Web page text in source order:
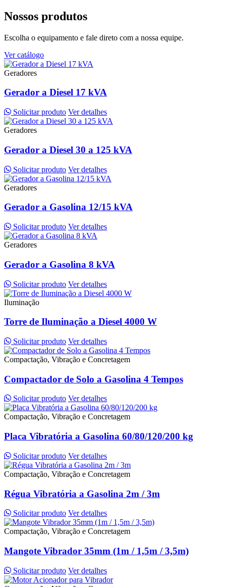
Nossos produtos
Escolha o equipamento e fale direto com a nossa equipe.
Ver catálogo
Geradores
Gerador a Diesel 17 kVA
Solicitar produto Ver detalhes
Geradores
Gerador a Diesel 30 a 125 kVA
Solicitar produto Ver detalhes
Geradores
Gerador a Gasolina 12/15 kVA
Solicitar produto Ver detalhes
Geradores
Gerador a Gasolina 8 kVA
Solicitar produto Ver detalhes
Iluminação
Torre de Iluminação a Diesel 4000 W
Solicitar produto Ver detalhes
Compactação, Vibração e Concretagem
Compactador de Solo a Gasolina 4 Tempos
Solicitar produto Ver detalhes
Compactação, Vibração e Concretagem
Placa Vibratória a Gasolina 60/80/120/200 kg
Solicitar produto Ver detalhes
Compactação, Vibração e Concretagem
Régua Vibratória a Gasolina 2m / 3m
Solicitar produto Ver detalhes
Compactação, Vibração e Concretagem
Mangote Vibrador 35mm (1m / 1,5m / 3,5m)
Solicitar produto Ver detalhes